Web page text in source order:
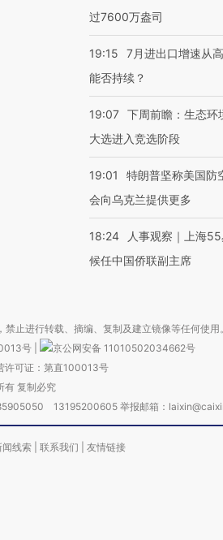
过7600万盎司
19:15
7月进出口增速从
能否持续？
19:07 下周前瞻：生态环
大选进入竞选阶段
19:01
特朗普坚称美国防
会向乌克兰提供更多
18:24
人事观察｜上海
候任中国侨联副主席
止进行转载、摘编、复制及建立镜像等任何使用。
号
京公网安备 11010502034662号
许可证：第直100013号
有 复制必究
13195200605 举报邮箱：
闻线索 联系我们 友情链接